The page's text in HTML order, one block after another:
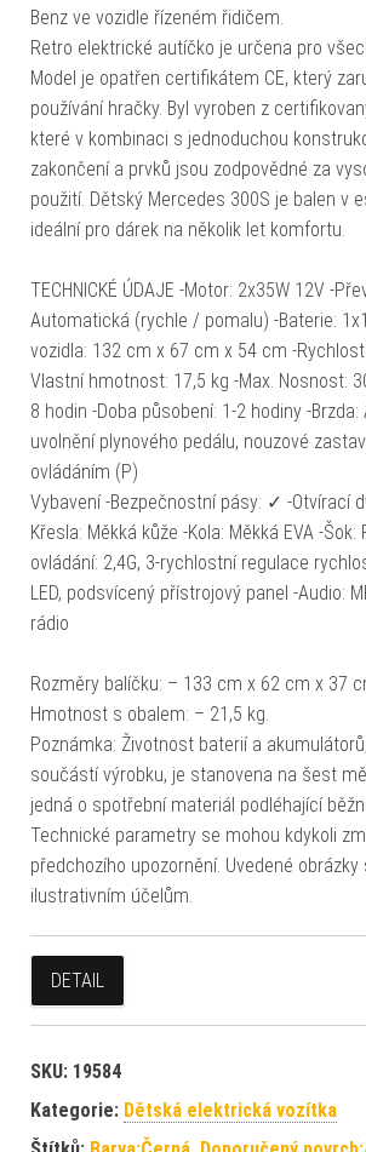
Benz ve vozidle řízeném řidičem.
Retro elektrické autíčko je určena pro
Model je opatřen certifikátem CE, který
používání hračky. Byl vyroben z
které v kombinaci s jednoduchou
zakončení a prvků jsou zodpovědné za
použití. Dětský Mercedes 300S je balen v
ideální pro dárek na několik let komfortu.
TECHNICKÉ ÚDAJE -Motor: 2x35W 12V -
Automatická (rychle / pomalu) -Baterie:
vozidla: 132 cm x 67 cm x 54 cm -
Vlastní hmotnost: 17,5 kg -Max. Nosnost:
8 hodin -Doba působení: 1-2 hodiny -
uvolnění plynového pedálu, nouzové
ovládáním (P)
Vybavení -Bezpečnostní pásy: ✓ -Otvírací
Křesla: Měkká kůže -Kola: Měkká EVA -Šok:
ovládání: 2,4G, 3-rychlostní regulace
LED, podsvícený přístrojový panel -Audio:
rádio
Rozměry balíčku: – 133 cm x 62 cm x 37
Hmotnost s obalem: – 21,5 kg.
Poznámka: Životnost baterií a
součástí výrobku, je stanovena na šest
jedná o spotřební materiál podléhající
Technické parametry se mohou kdykoli
předchozího upozornění. Uvedené obrázky
ilustrativním účelům.
DETAIL
SKU: 19584
Kategorie: Dětská elektrická vozítka